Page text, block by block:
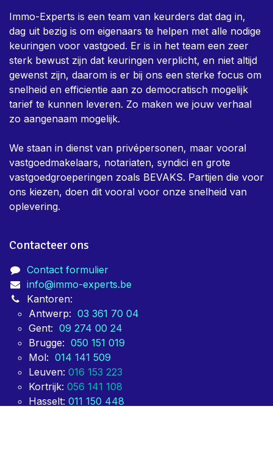
Immo-Experts is een team van keurders dat dag in,
dag uit bezig is om eigenaars te helpen met alle nodige
keuringen voor vastgoed. Er is in het team een zeer
sterk bewust zijn dat keuringen verplicht, en niet altijd
gewenst zijn, daarom is er bij ons een sterke focus om
snelheid en efficientie aan zo democratisch mogelijk
tarief te kunnen leveren. Zo maken we jouw verhaal
zo aangenaam mogelijk.
We staan in dienst van privépersonen, maar vooral
vastgoedmakelaars, notariaten, syndici en grote
vastgoedgroeperingen zoals BEVAKS. Partijen die voor
ons kiezen, doen dit vooral voor onze snelheid van
oplevering.
Contacteer ons
Contact formulier
info@immo-experts.be
Kantoren:
Antwerp: 03 361 70 04
Gent: 09 274 00 24
Brugge: 050 151 019
Mol: 014 141 509
Leuven: 016 153 223
Kortrijk: 056 141 108
Hasselt: 011 150 448